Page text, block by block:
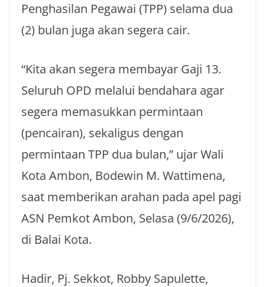
Penghasilan Pegawai (TPP) selama dua
(2) bulan juga akan segera cair.
“Kita akan segera membayar Gaji 13.
Seluruh OPD melalui bendahara agar
segera memasukkan permintaan
(pencairan), sekaligus dengan
permintaan TPP dua bulan,” ujar Wali
Kota Ambon, Bodewin M. Wattimena,
saat memberikan arahan pada apel pagi
ASN Pemkot Ambon, Selasa (9/6/2026),
di Balai Kota.
Hadir, Pj. Sekkot, Robby Sapulette,